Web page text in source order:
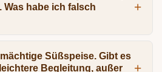
habe ich falsch
Süßspeise. Gibt es
Begleitung, außer